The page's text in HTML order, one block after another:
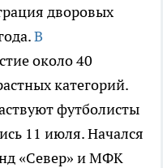
дворовых
В
около 40
категорий.
футболисты
11 июля. Начался
«Север» и МФК